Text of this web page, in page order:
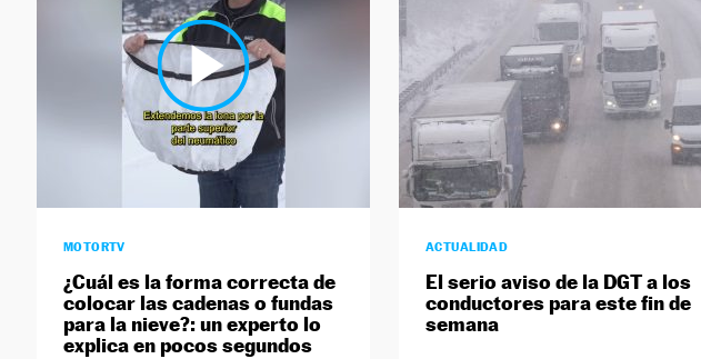
MOTORTV
¿Cuál es la forma correcta de
colocar las cadenas o fundas
para la nieve?: un experto lo
explica en pocos segundos
ACTUALIDAD
El serio aviso de la DGT a los
conductores para este fin de
semana